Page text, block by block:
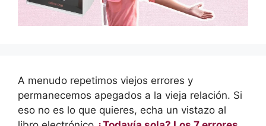
A menudo repetimos viejos errores y
permanecemos apegados a la vieja relación. Si
eso no es lo que quieres, echa un vistazo al